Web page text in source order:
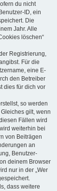
du nicht
ID, ein
Die
Jahr. Alle
löschen“
Registrierung,
Für die
eine E-
den Betreiber
dies für dich vor
so werden
gilt, wenn
Fällen wird
weiterhin bei
von Beiträgen
an
Benutzer-
deinem Browser
nur in der „Wer
dass weitere